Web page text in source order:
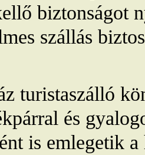
biztonságot
szállás
turistaszálló
és
is emlegetik